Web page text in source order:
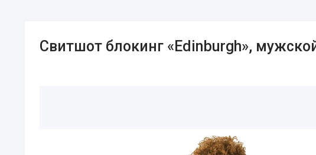
Свитшот блокинг «Edinburgh»,